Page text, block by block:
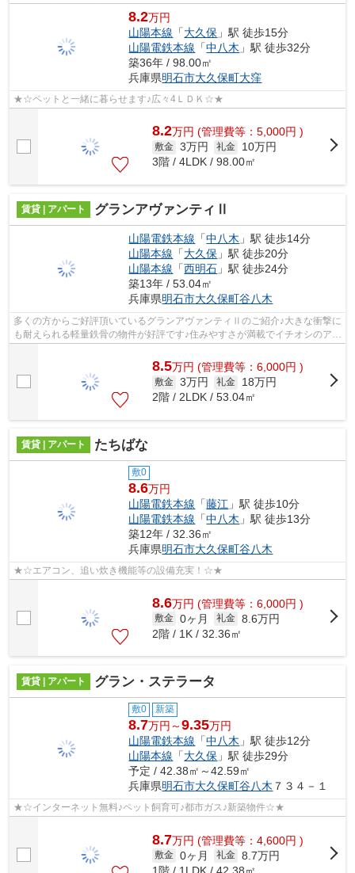
8.2万円
山陽本線 「大久保 」駅 徒歩15分
山陽電鉄本線 「中八木 」駅 徒歩32分
築36年 / 98.00㎡
兵庫県明石市大久保町大窪
★☆ペットと一緒に暮らせます♪広々4ＬＤＫ☆★
8.2万円 (管理費等：5,000円 )
敷金 3万円 礼金
10万円
3階 / 4LDK / 98.00㎡
賃貸 | アパート グランアヴァンティⅡ
山陽電鉄本線 「中八木 」駅 徒歩14分
山陽本線 「大久保 」駅 徒歩20分
山陽本線 「西明石 」駅 徒歩24分
築13年 / 53.04㎡
兵庫県明石市大久保町谷八木
多くの方からご好評頂いているグランアヴァンティⅡのご紹介♪大きな衝撃に
も耐えられる軽量鉄骨の物件が好評です♪住みやすさが満載でイチオシのアパ
ートはこちらです♪コチラは、平成25...
8.5万円 (管理費等：6,000円 )
敷金 3万円 礼金
18万円
2階 / 2LDK / 53.04㎡
賃貸 | アパート たちばな
敷0
8.6万円
山陽電鉄本線 「藤江 」駅 徒歩10分
山陽電鉄本線 「中八木 」駅 徒歩13分
築12年 / 32.36㎡
兵庫県明石市大久保町谷八木
★☆エアコン、追い炊き機能等の設備充実！☆★
8.6万円 (管理費等：6,000円 )
敷金 0ヶ月 礼金 8.6万円
2階 / 1K / 32.36㎡
賃貸 | アパート グラン・ステラータ
敷0 新築
8.7万円～9.35万円
山陽電鉄本線 「中八木 」駅 徒歩12分
山陽本線 「大久保 」駅 徒歩29分
予定 / 42.38㎡～42.59㎡
兵庫県明石市大久保町谷八木 ７３４－１
★☆インターネット無料♪ペット飼育可♪都市ガス♪新築物件☆★
8.7万円 (管理費等：4,600円 )
敷金 0ヶ月 礼金 8.7万円
1階 / 1LDK / 42.38㎡